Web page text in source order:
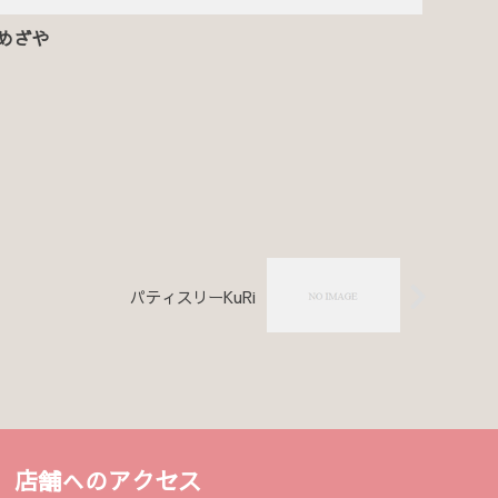
ざや
パティスリーKuRi
店舗へのアクセス